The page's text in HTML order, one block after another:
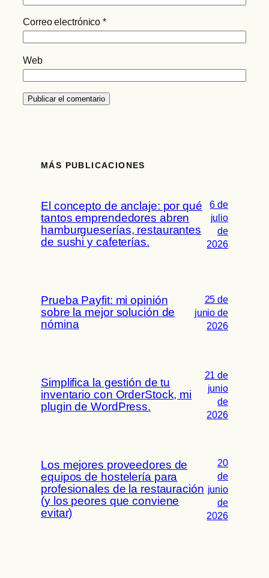
Correo electrónico*
Web
MÁS PUBLICACIONES
El concepto de anclaje: por qué
tantos emprendedores abren
hamburgueserías, restaurantes
de sushi y cafeterías.
6 de
julio
de
2026
Prueba Payfit: mi opinión
sobre la mejor solución de
nómina
25 de
junio de
2026
Simplifica la gestión de tu
inventario con OrderStock, mi
plugin de WordPress.
21 de
junio
de
2026
Los mejores proveedores de
equipos de hostelería para
profesionales de la restauración
(y los peores que conviene
evitar)
20
de
junio
de
2026